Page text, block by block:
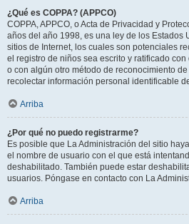
¿Qué es COPPA? (APPCO)
COPPA, APPCO, o Acta de Privacidad y
años del año 1998, es una ley de los Estados
sitios de Internet, los cuales son potenciales
el registro de niños sea escrito y ratificado
o con algún otro método de reconocimiento
recolectar información personal identificable
Arriba
¿Por qué no puedo registrarme?
Es posible que La Administración del sitio
el nombre de usuario con el que está
deshabilitado. También puede estar
usuarios. Póngase en contacto con La
Arriba